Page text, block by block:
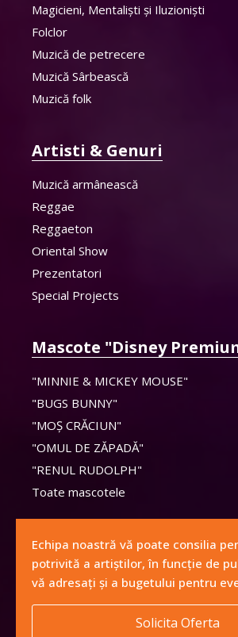
Magicieni, Mentaliști și Iluzioniști
Folclor
Muzică de petrecere
Muzică Sârbească
Muzică folk
Artisti & Genuri
Muzică armânească
Reggae
Reggaeton
Oriental Show
Prezentatori
Special Projects
Mascote "Disney
"MINNIE & MICKEY MOUSE"
"BUGS BUNNY"
"MOȘ CRĂCIUN"
"OMUL DE ZĂPADĂ"
"RENUL RUDOLPH"
Toate mascotele
Echipa noastră vă poate consilia
potrivită a artiștilor, în funcție de
vă adresați și a bugetului pentru
Solicita Oferta